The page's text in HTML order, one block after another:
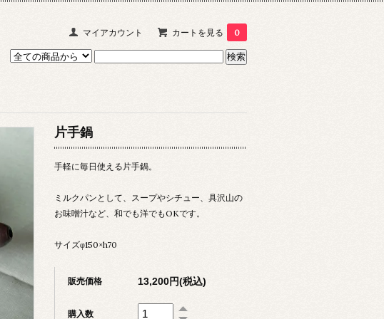
マイアカウント カートを見る 0
片手鍋
手軽に毎日使える片手鍋。
ミルクパンとして、スープやシチュー、具沢山の
お味噌汁など、和でも洋でもOKです。
サイズφ150×h70
販売価格 13,200円(税込)
購入数